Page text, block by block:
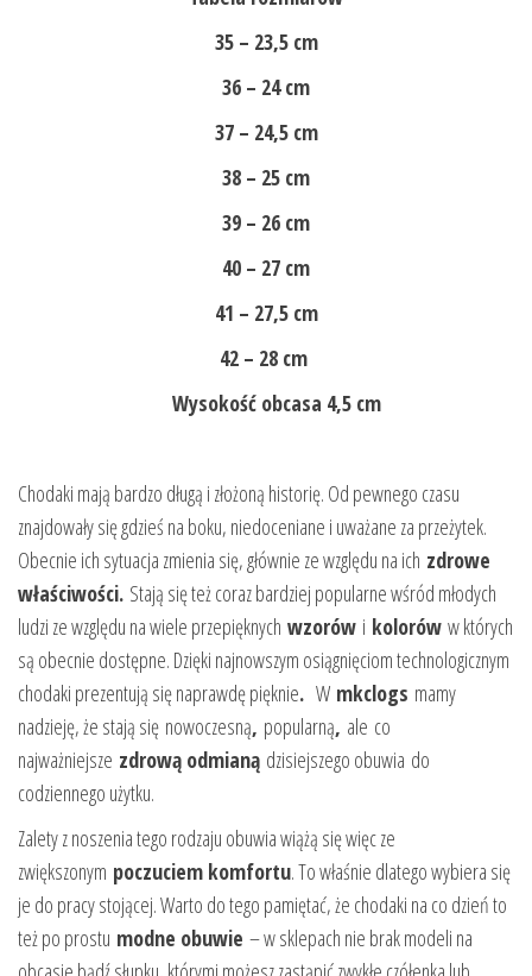
35 – 23,5 cm
36 – 24 cm
37 – 24,5 cm
38 – 25 cm
39 – 26 cm
40 – 27 cm
41 – 27,5 cm
42 – 28 cm
Wysokość obcasa 4,5 cm
Chodaki mają bardzo długą i złożoną historię. Od pewnego czasu
znajdowały się gdzieś na boku, niedoceniane i uważane za przeżytek.
Obecnie ich sytuacja zmienia się, głównie ze względu na ich zdrowe
właściwości. Stają się też coraz bardziej popularne wśród młodych
ludzi ze względu na wiele przepięknych wzorów i kolorów w których
są obecnie dostępne. Dzięki najnowszym osiągnięciom technologicznym
chodaki prezentują się naprawdę pięknie. W mkclogs mamy
nadzieję, że stają się nowoczesną, popularną, ale co
najważniejsze zdrową odmianą dzisiejszego obuwia do
codziennego użytku.
Zalety z noszenia tego rodzaju obuwia wiążą się więc ze
zwiększonym poczuciem komfortu. To właśnie dlatego wybiera się
je do pracy stojącej. Warto do tego pamiętać, że chodaki na co dzień to
też po prostu modne obuwie – w sklepach nie brak modeli na